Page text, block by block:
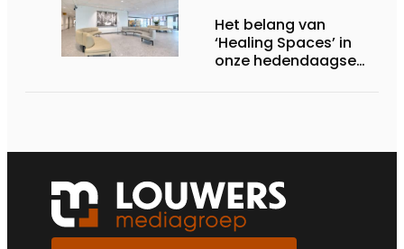
Het belang van
‘Healing Spaces’ in
onze hedendaagse